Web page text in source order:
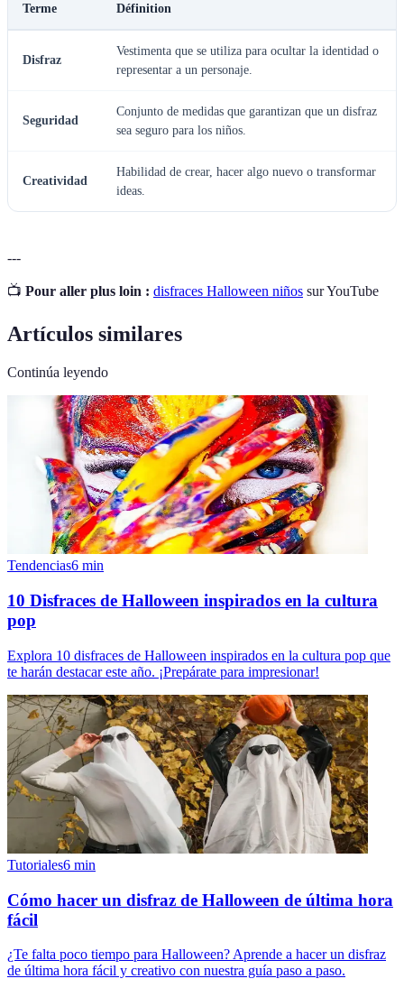
Terme Définition
Disfraz
Vestimenta que se utiliza para ocultar la identidad o
representar a un personaje.
Seguridad
Conjunto de medidas que garantizan que un disfraz
sea seguro para los niños.
Creatividad
Habilidad de crear, hacer algo nuevo o transformar
ideas.
---
📺 Pour aller plus loin : disfraces Halloween niños sur YouTube
Artículos similares
Continúa leyendo
Tendencias6 min
10 Disfraces de Halloween inspirados en la cultura
pop
Explora 10 disfraces de Halloween inspirados en la cultura pop que
te harán destacar este año. ¡Prepárate para impresionar!
Tutoriales6 min
Cómo hacer un disfraz de Halloween de última hora
fácil
¿Te falta poco tiempo para Halloween? Aprende a hacer un disfraz
de última hora fácil y creativo con nuestra guía paso a paso.